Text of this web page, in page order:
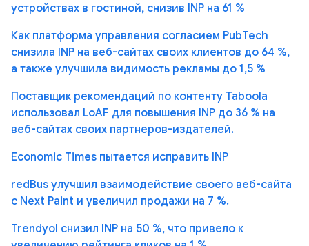
устройствах в гостиной, снизив INP на 61 %
Как платформа управления согласием PubTech
снизила INP на веб-сайтах своих клиентов до 64 %,
а также улучшила видимость рекламы до 1,5 %
Поставщик рекомендаций по контенту Taboola
использовал LoAF для повышения INP до 36 % на
веб-сайтах своих партнеров-издателей.
Economic Times пытается исправить INP
redBus улучшил взаимодействие своего веб-сайта
с Next Paint и увеличил продажи на 7 %.
Trendyol снизил INP на 50 %, что привело к